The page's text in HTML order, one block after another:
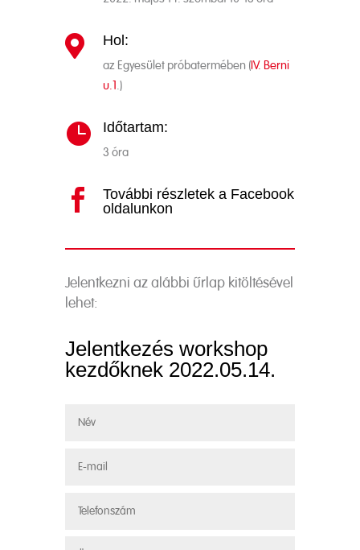
 Hol:
az Egyesület próbatermében (IV. Berni
u.1.)
 Időtartam:
3 óra

További részletek a Facebook
oldalunkon
Jelentkezni az alábbi űrlap kitöltésével
lehet:
Jelentkezés workshop
kezdőknek 2022.05.14.